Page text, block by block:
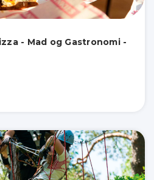
- Mad og Gastronomi -